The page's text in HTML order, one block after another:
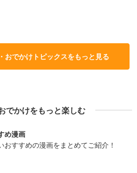
おでかけトピックスをもっと見る
でかけをもっと楽しむ
め漫画
おすすめの漫画をまとめてご紹介！